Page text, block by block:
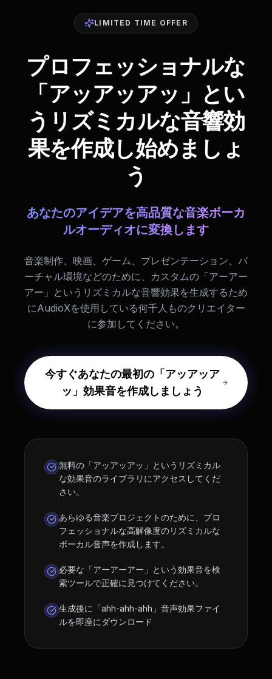
LIMITED TIME OFFER
プロフェッショナルな
「アッアッアッ」とい
うリズミカルな音響効
果を作成し始めましょ
う
あなたのアイデアを高品質な音楽ボーカ
ルオーディオに変換します
音楽制作、映画、ゲーム、プレゼンテーション、バ
ーチャル環境などのために、カスタムの「アーアー
アー」というリズミカルな音響効果を生成するため
にAudioXを使用している何千人ものクリエイター
に参加してください。
今すぐあなたの最初の「アッアッア
ッ」効果音を作成しましょう
無料の「アッアッアッ」というリズミカル
な効果音のライブラリにアクセスしてくだ
さい。
あらゆる音楽プロジェクトのために、プロ
フェッショナルな高解像度のリズミカルな
ボーカル音声を作成します。
必要な「アーアーアー」という効果音を検
索ツールで正確に見つけてください。
生成後に「ahh-ahh-ahh」音声効果ファイ
ルを即座にダウンロード